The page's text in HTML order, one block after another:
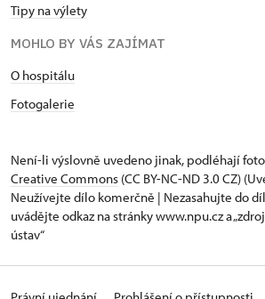
Tipy na výlety
MOHLO BY VÁS ZAJÍMAT
O hospitálu
Fotogalerie
Není-li výslovně uvedeno jinak, podléhají
Creative Commons (CC BY-NC-ND 3.0 CZ)
Neužívejte dílo komerčně | Nezasahujte do
uvádějte odkaz na stránky www.npu.cz a
ústav“